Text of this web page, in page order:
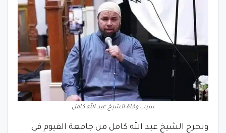
سبب وفاة الشيخ عبد الله كامل
وتخرج الشيخ عبد الله كامل من جامعة الفيوم في